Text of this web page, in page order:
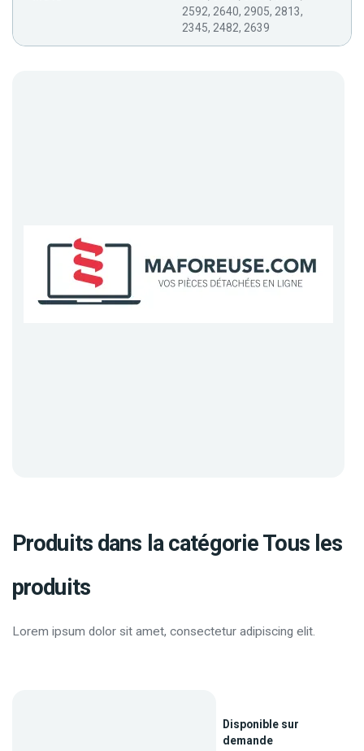
2592, 2640, 2905, 2813,
2345, 2482, 2639
Produits dans la catégorie Tous les
produits
Lorem ipsum dolor sit amet, consectetur adipiscing elit.
Disponible sur
demande